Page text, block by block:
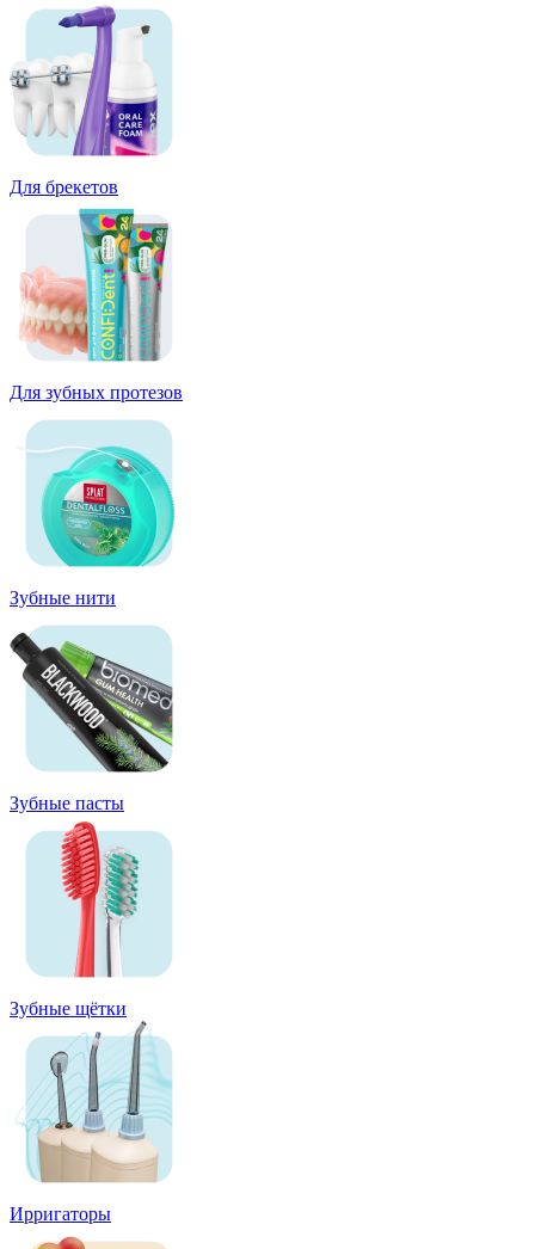
Для брекетов
Для зубных протезов
Зубные нити
Зубные пасты
Зубные щётки
Ирригаторы